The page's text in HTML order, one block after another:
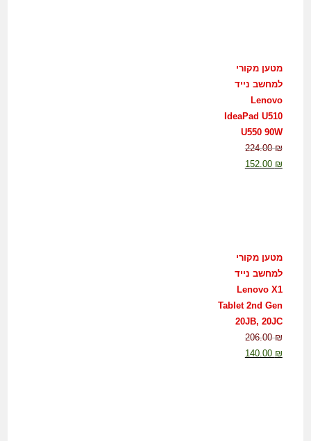
מטען מקורי
למחשב נייד
Lenovo
IdeaPad U510
U550 90W
224.00₪
152.00 ₪
מטען מקורי
למחשב נייד
Lenovo X1
Tablet 2nd Gen
20JB, 20JC
206.00₪
140.00 ₪